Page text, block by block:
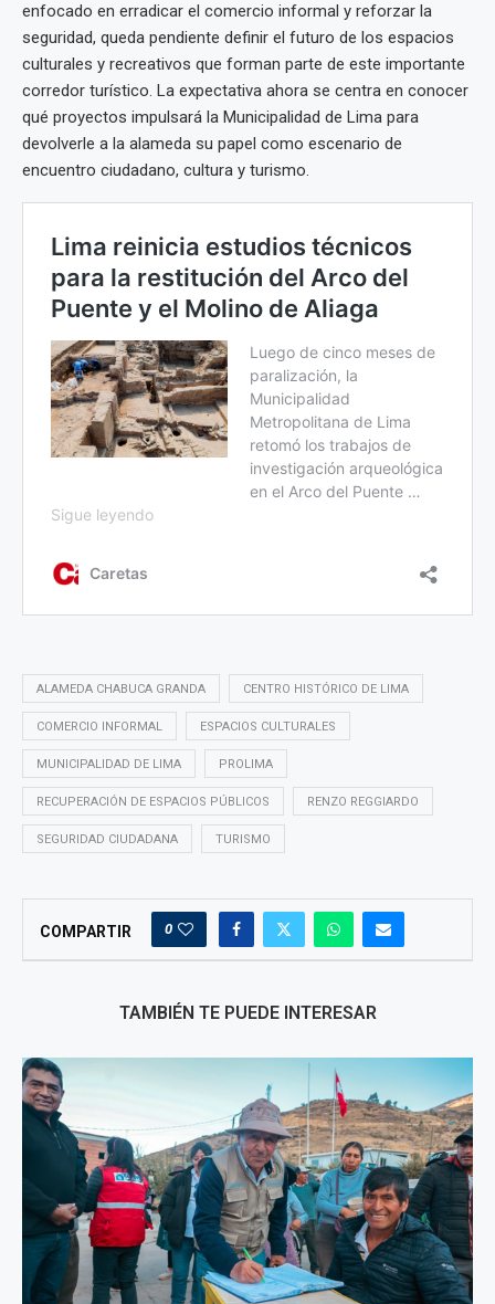
enfocado en erradicar el comercio informal y reforzar la
seguridad, queda pendiente definir el futuro de los espacios
culturales y recreativos que forman parte de este importante
corredor turístico. La expectativa ahora se centra en conocer
qué proyectos impulsará la Municipalidad de Lima para
devolverle a la alameda su papel como escenario de
encuentro ciudadano, cultura y turismo.
ALAMEDA CHABUCA GRANDA CENTRO HISTÓRICO DE LIMA
COMERCIO INFORMAL ESPACIOS CULTURALES
MUNICIPALIDAD DE LIMA PROLIMA
RECUPERACIÓN DE ESPACIOS PÚBLICOS RENZO REGGIARDO
SEGURIDAD CIUDADANA TURISMO
COMPARTIR 0
TAMBIÉN TE PUEDE INTERESAR